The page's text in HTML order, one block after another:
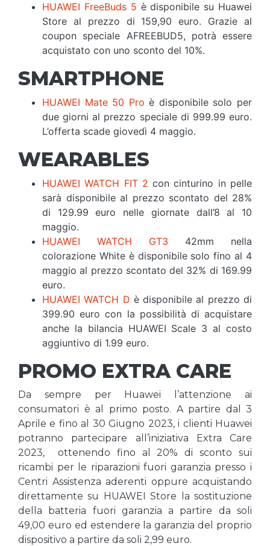
HUAWEI FreeBuds 5 è disponibile su Huawei
Store al prezzo di 159,90 euro. Grazie al
coupon speciale AFREEBUD5, potrà essere
acquistato con uno sconto del 10%.
SMARTPHONE
HUAWEI Mate 50 Pro è disponibile solo per
due giorni al prezzo speciale di 999.99 euro.
L’offerta scade giovedì 4 maggio.
WEARABLES
HUAWEI WATCH FIT 2 con cinturino in pelle
sarà disponibile al prezzo scontato del 28%
di 129.99 euro nelle giornate dall’8 al 10
maggio.
HUAWEI WATCH GT3 42mm nella
colorazione White è disponibile solo fino al 4
maggio al prezzo scontato del 32% di 169.99
euro.
HUAWEI WATCH D è disponibile al prezzo di
399.90 euro con la possibilità di acquistare
anche la bilancia HUAWEI Scale 3 al costo
aggiuntivo di 1.99 euro.
PROMO EXTRA CARE
Da sempre per Huawei l’attenzione ai
consumatori è al primo posto. A partire dal 3
Aprile e fino al 30 Giugno 2023, i clienti Huawei
potranno partecipare all’iniziativa Extra Care
2023, ottenendo fino al 20% di sconto sui
ricambi per le riparazioni fuori garanzia presso i
Centri Assistenza aderenti oppure acquistando
direttamente su HUAWEI Store la sostituzione
della batteria fuori garanzia a partire da soli
49,00 euro ed estendere la garanzia del proprio
dispositivo a partire da soli 2,99 euro.